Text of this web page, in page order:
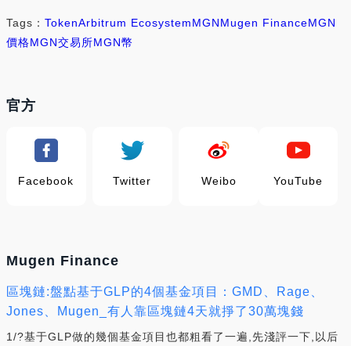
Tags： TokenArbitrum EcosystemMGNMugen FinanceMGN
價格MGN交易所MGN幣
官方
Facebook Twitter Weibo YouTube
Mugen Finance
區塊鏈:盤點基于GLP的4個基金項目：GMD、Rage、
Jones、Mugen_有人靠區塊鏈4天就掙了30萬塊錢
1/?基于GLP做的幾個基金項目也都粗看了一遍,先淺評一下,以后